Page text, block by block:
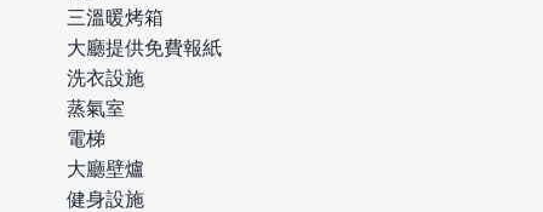
三溫暖烤箱
大廳提供免費報紙
洗衣設施
蒸氣室
電梯
大廳壁爐
健身設施